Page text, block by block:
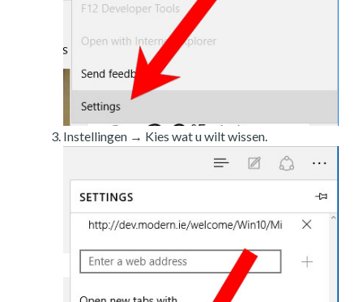
Instellingen → Kies wat u wilt wissen.